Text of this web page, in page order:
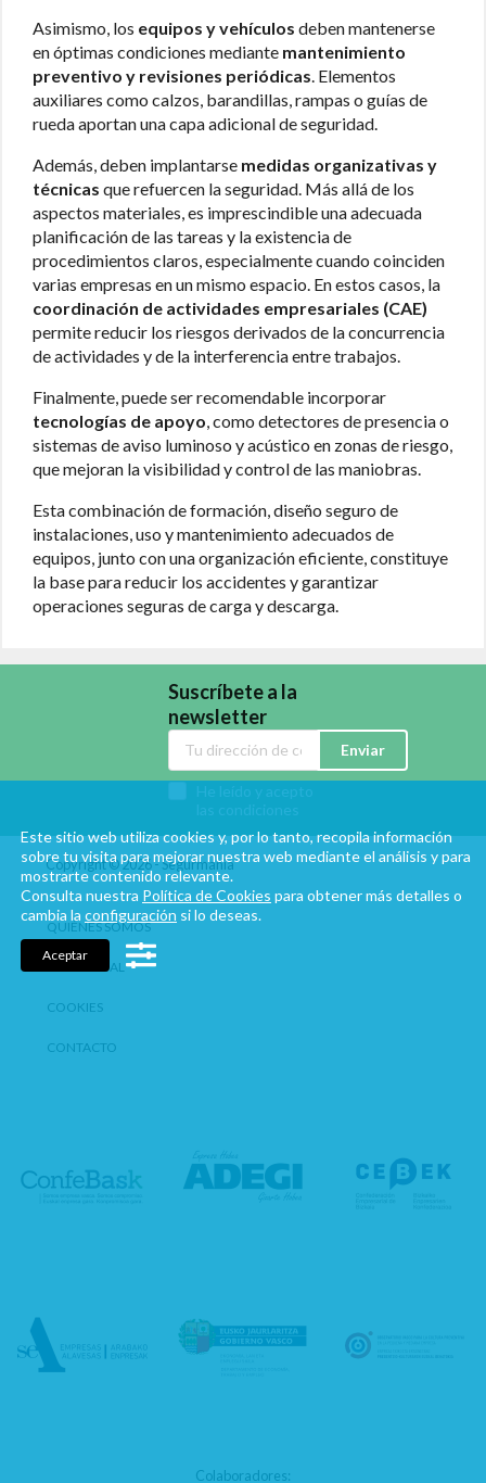
Asimismo, los equipos y vehículos deben mantenerse
en óptimas condiciones mediante mantenimiento
preventivo y revisiones periódicas . Elementos
auxiliares como calzos, barandillas, rampas o guías de
rueda aportan una capa adicional de seguridad.
Además, deben implantarse medidas organizativas y
técnicas que refuercen la seguridad. Más allá de los
aspectos materiales, es imprescindible una adecuada
planificación de las tareas y la existencia de
procedimientos claros, especialmente cuando coinciden
varias empresas en un mismo espacio. En estos casos, la
coordinación de actividades empresariales (CAE)
permite reducir los riesgos derivados de la concurrencia
de actividades y de la interferencia entre trabajos.
Finalmente, puede ser recomendable incorporar
tecnologías de apoyo , como detectores de presencia o
sistemas de aviso luminoso y acústico en zonas de riesgo,
que mejoran la visibilidad y control de las maniobras.
Esta combinación de formación, diseño seguro de
instalaciones, uso y mantenimiento adecuados de
equipos, junto con una organización eficiente, constituye
la base para reducir los accidentes y garantizar
operaciones seguras de carga y descarga.
Suscríbete a la
newsletter
Enviar
Copyright © 2026 - Segurmania
QUIÉNES SOMOS
AVISO LEGAL
COOKIES
CONTACTO
Colaboradores:
Este sitio web utiliza cookies y, por lo tanto, recopila información
sobre tu visita para mejorar nuestra web mediante el análisis y para
mostrarte contenido relevante.
Consulta nuestra Política de Cookies para obtener más detalles o
cambia la configuración si lo deseas.
Aceptar